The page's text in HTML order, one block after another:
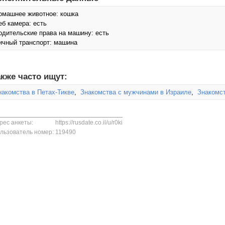
животное: кошка
камера: есть
права на машину: есть
транспорт: машина
часто ищут:
в Петах-Тикве, Знакомства с мужчинами в Израиле,
анкеты:
https://rusdate.co.il/u/r0ki
номер: 119490